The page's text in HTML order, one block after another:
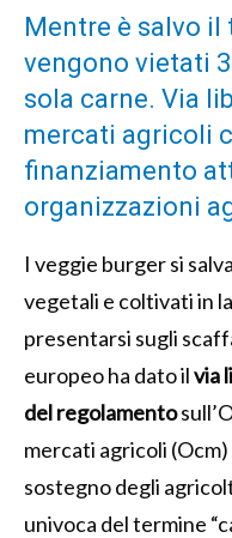
Mentre è salvo il
vengono vietati
sola carne. Via
mercati agricoli
finanziamento
organizzazioni
I veggie burger si
vegetali e coltivati in
presentarsi sugli
europeo ha dato ilvia
del regolamento
mercati agricoli
sostegno degli
univoca del termine